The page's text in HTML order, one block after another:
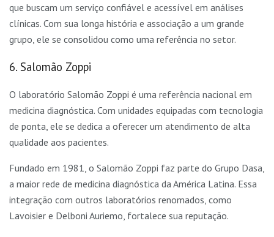
que buscam um serviço confiável e acessível em análises
clínicas. Com sua longa história e associação a um grande
grupo, ele se consolidou como uma referência no setor.
6. Salomão Zoppi
O laboratório Salomão Zoppi é uma referência nacional em
medicina diagnóstica. Com unidades equipadas com tecnologia
de ponta, ele se dedica a oferecer um atendimento de alta
qualidade aos pacientes.
Fundado em 1981, o Salomão Zoppi faz parte do Grupo Dasa,
a maior rede de medicina diagnóstica da América Latina. Essa
integração com outros laboratórios renomados, como
Lavoisier e Delboni Auriemo, fortalece sua reputação.